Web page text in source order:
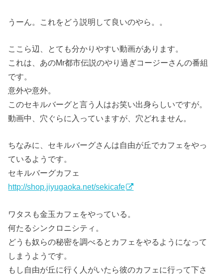
うーん。これをどう説明して良いのやら。。
ここら辺、とても分かりやすい動画があります。
これは、あのMr都市伝説のやり過ぎコージーさんの番組
です。
意外や意外。
このセキルバーグと言う人はお笑い出身らしいですが。
動画中、穴ぐらに入っていますが、穴どれません。
ちなみに、セキルバーグさんは自由が丘でカフェをやっ
ているようです。
セキルバーグカフェ
http://shop.jiyugaoka.net/sekicafe
ワタスも金玉カフェをやっている。
何たるシンクロニシティ。
どうも奴らの秘密を調べるとカフェをやるようになって
しまうようです。
もし自由が丘に行く人がいたら彼のカフェに行って下さ